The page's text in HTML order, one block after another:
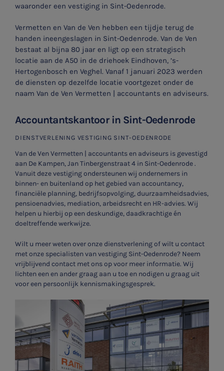
waaronder een vestiging in Sint-Oedenrode.
Vermetten en Van de Ven hebben een tijdje terug de
handen ineengeslagen in Sint-Oedenrode. Van de Ven
bestaat al bijna 80 jaar en ligt op een strategisch
locatie aan de A50 in de driehoek Eindhoven, ’s-
Hertogenbosch en Veghel. Vanaf 1 januari 2023 werden
de diensten op dezelfde locatie voortgezet onder de
naam Van de Ven Vermetten | accountants en adviseurs.
Accountantskantoor in Sint-Oedenrode
DIENSTVERLENING VESTIGING SINT-OEDENRODE
Van de Ven Vermetten | accountants en adviseurs is gevestigd
aan De Kampen, Jan Tinbergenstraat 4 in Sint-Oedenrode .
Vanuit deze vestiging ondersteunen wij ondernemers in
binnen- en buitenland op het gebied van accountancy,
financiële planning, bedrijfsopvolging, duurzaamheidsadvies,
pensioenadvies, mediation, arbeidsrecht en HR-advies. Wij
helpen u hierbij op een deskundige, daadkrachtige én
doeltreffende werkwijze.
Wilt u meer weten over onze dienstverlening of wilt u contact
met onze specialisten van vestiging Sint-Oedenrode? Neem
vrijblijvend contact met ons op voor meer informatie. Wij
lichten een en ander graag aan u toe en nodigen u graag uit
voor een persoonlijk kennismakingsgesprek.